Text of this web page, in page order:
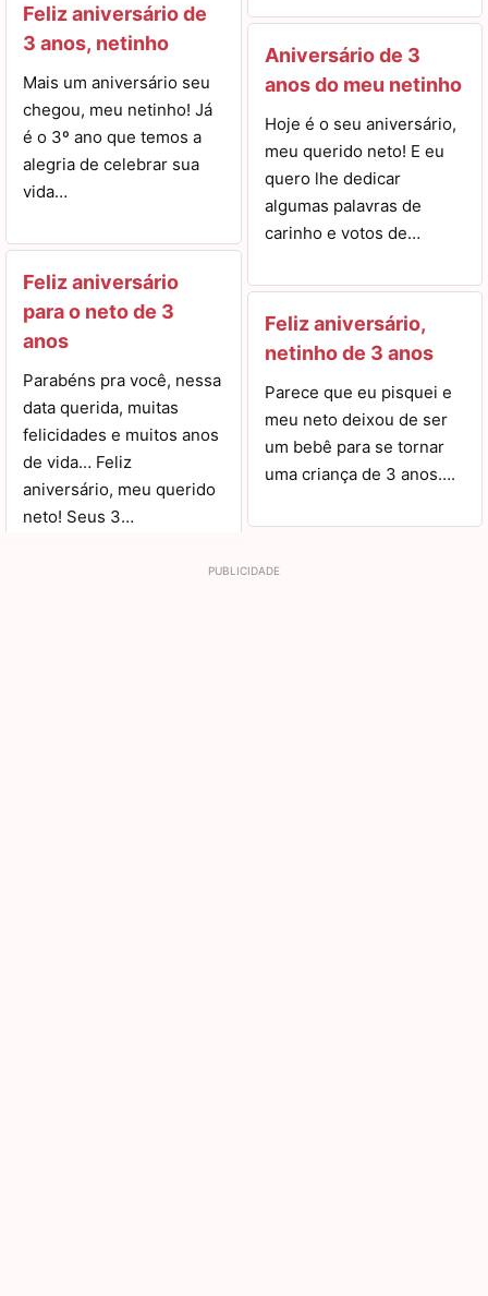
Feliz aniversário de
3 anos, netinho
Mais um aniversário seu
chegou, meu netinho! Já
é o 3º ano que temos a
alegria de celebrar sua
vida…
Feliz aniversário
para o neto de 3
anos
Parabéns pra você, nessa
data querida, muitas
felicidades e muitos anos
de vida… Feliz
aniversário, meu querido
neto! Seus 3…
Aniversário de 3
anos do meu netinho
Hoje é o seu aniversário,
meu querido neto! E eu
quero lhe dedicar
algumas palavras de
carinho e votos de…
Feliz aniversário,
netinho de 3 anos
Parece que eu pisquei e
meu neto deixou de ser
um bebê para se tornar
uma criança de 3 anos….